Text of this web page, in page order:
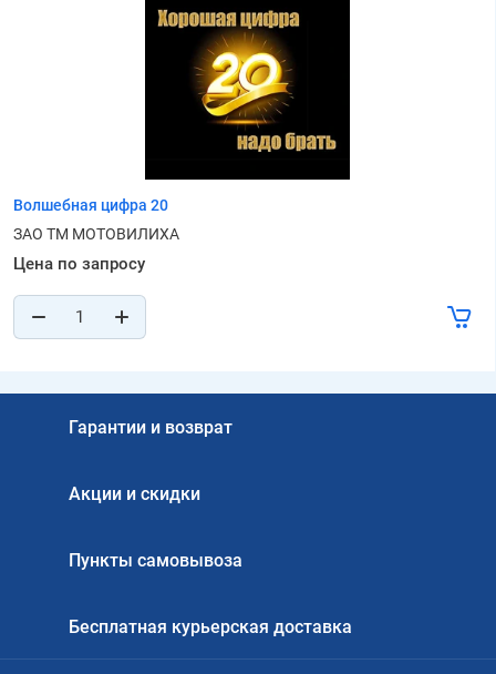
Волшебная цифра 20
ЗАО ТМ МОТОВИЛИХА
Цена по запросу
Гарантии и возврат
Акции и скидки
Пункты самовывоза
Бесплатная курьерская доставка